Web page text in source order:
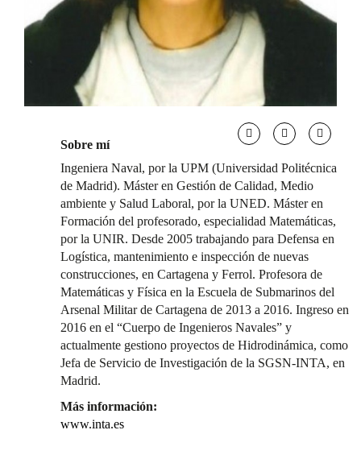
Sobre mí
Ingeniera Naval, por la UPM (Universidad Politécnica
de Madrid). Máster en Gestión de Calidad, Medio
ambiente y Salud Laboral, por la UNED. Máster en
Formación del profesorado, especialidad Matemáticas,
por la UNIR. Desde 2005 trabajando para Defensa en
Logística, mantenimiento e inspección de nuevas
construcciones, en Cartagena y Ferrol. Profesora de
Matemáticas y Física en la Escuela de Submarinos del
Arsenal Militar de Cartagena de 2013 a 2016. Ingreso en
2016 en el “Cuerpo de Ingenieros Navales” y
actualmente gestiono proyectos de Hidrodinámica, como
Jefa de Servicio de Investigación de la SGSN-INTA, en
Madrid.
Más información:
www.inta.es